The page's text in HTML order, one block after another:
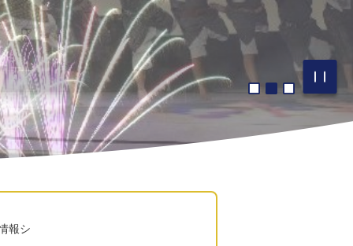
1枚目のスライド
2枚目のスラ
3枚目のス
報シ